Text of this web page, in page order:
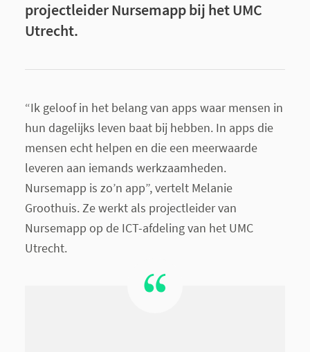
projectleider Nursemapp bij het UMC
Utrecht.
“Ik geloof in het belang van apps waar mensen in
hun dagelijks leven baat bij hebben. In apps die
mensen echt helpen en die een meerwaarde
leveren aan iemands werkzaamheden.
Nursemapp is zo’n app”, vertelt Melanie
Groothuis. Ze werkt als projectleider van
Nursemapp op de ICT-afdeling van het UMC
Utrecht.